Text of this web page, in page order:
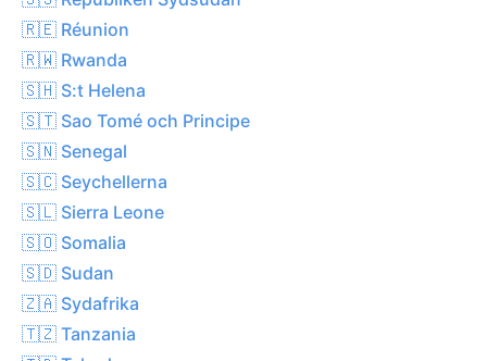
🇷🇪 Réunion
🇷🇼 Rwanda
🇸🇭 S:t Helena
🇸🇹 Sao Tomé och Principe
🇸🇳 Senegal
🇸🇨 Seychellerna
🇸🇱 Sierra Leone
🇸🇴 Somalia
🇸🇩 Sudan
🇿🇦 Sydafrika
🇹🇿 Tanzania